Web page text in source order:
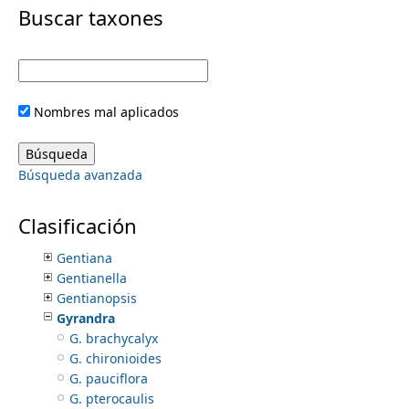
i
m
r
y
t
n
u
Buscar taxones
Nombres mal aplicados
Búsqueda avanzada
Clasificación
Gentianaceae
Centaurodes
Coutoubea
Eustoma
Exacum
Frasera
Geniostemon
Gentiana
Gentianella
Gentianopsis
Gyrandra
G. brachycalyx
G. chironioides
G. pauciflora
G. pterocaulis